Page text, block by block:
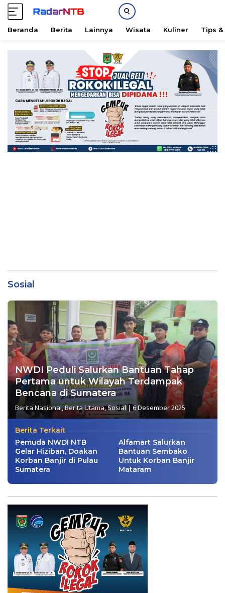
Beranda Berita Lainnya Wisata Kuliner Tips &
Sosial
NWDI Peduli Salurkan Bantuan Tahap
Pertama untuk Wilayah Terdampak
Bencana di Sumatera
Berita Nasional,Berita Utama,Sosial|6 Desember 2025
Berita Terkait
Pemuda NWDI NTB
Gelar Hiziban, Doakan
Korban Banjir di Pulau
Sumatera
Alfamart Salurkan
Bantuan Sembako
Untuk Korban Banjir
Mataram